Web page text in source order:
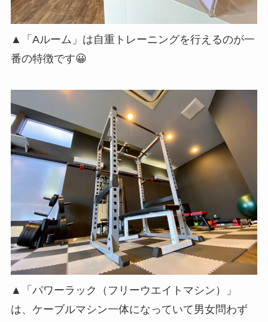
▲「Aルーム」は自重トレーニングを行えるのが一
番の特徴です😀
▲「パワーラック（フリーウエイトマシン）」
は、ケーブルマシン一体になっていて男女問わず